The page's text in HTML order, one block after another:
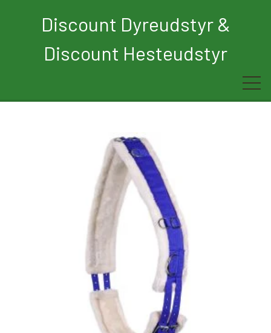
Discount Dyreudstyr &
Discount Hesteudstyr
Forside
Rytter
Hest
Nyhed